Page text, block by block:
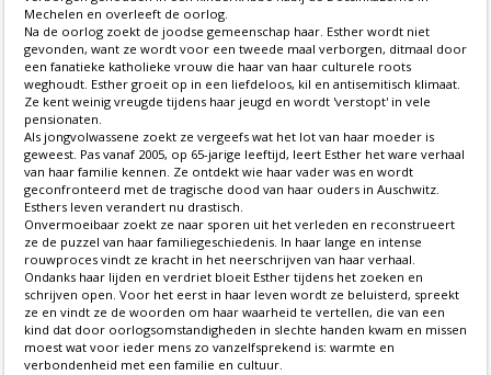
Mechelen en overleeft de oorlog.
Na de oorlog zoekt de joodse gemeenschap haar. Esther wordt niet
gevonden, want ze wordt voor een tweede maal verborgen, ditmaal door
een fanatieke katholieke vrouw die haar van haar culturele roots
weghoudt. Esther groeit op in een liefdeloos, kil en antisemitisch klimaat.
Ze kent weinig vreugde tijdens haar jeugd en wordt 'verstopt' in vele
pensionaten.
Als jongvolwassene zoekt ze vergeefs wat het lot van haar moeder is
geweest. Pas vanaf 2005, op 65-jarige leeftijd, leert Esther het ware verhaal
van haar familie kennen. Ze ontdekt wie haar vader was en wordt
geconfronteerd met de tragische dood van haar ouders in Auschwitz.
Esthers leven verandert nu drastisch.
Onvermoeibaar zoekt ze naar sporen uit het verleden en reconstrueert
ze de puzzel van haar familiegeschiedenis. In haar lange en intense
rouwproces vindt ze kracht in het neerschrijven van haar verhaal.
Ondanks haar lijden en verdriet bloeit Esther tijdens het zoeken en
schrijven open. Voor het eerst in haar leven wordt ze beluisterd, spreekt
ze en vindt ze de woorden om haar waarheid te vertellen, die van een
kind dat door oorlogsomstandigheden in slechte handen kwam en missen
moest wat voor ieder mens zo vanzelfsprekend is: warmte en
verbondenheid met een familie en cultuur.